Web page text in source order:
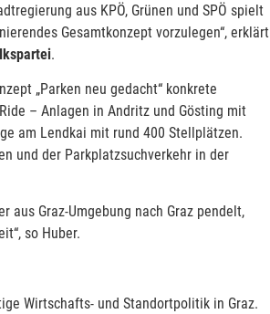
aus KPÖ, Grünen und SPÖ spielt
Gesamtkonzept vorzulegen“, erklärt
.
„Parken neu gedacht“ konkrete
– Anlagen in Andritz und Gösting mit
am Lendkai mit rund 400 Stellplätzen.
und der Parkplatzsuchverkehr in der
aus Graz-Umgebung nach Graz pendelt,
so Huber.
Wirtschafts- und Standortpolitik in Graz.